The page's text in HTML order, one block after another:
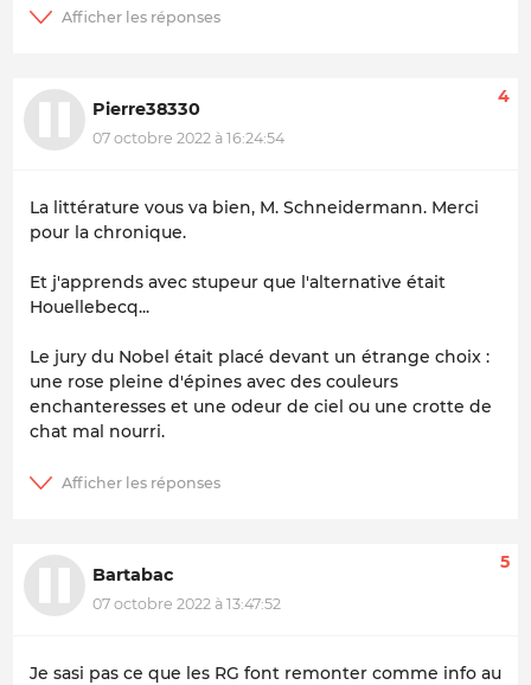
Pierre38330
07 octobre 2022 à 16:24:54
4
La littérature vous va bien, M. Schneidermann. Merci
pour la chronique.
Et j'apprends avec stupeur que l'alternative était
Houellebecq...
Le jury du Nobel était placé devant un étrange choix :
une rose pleine d'épines avec des couleurs
enchanteresses et une odeur de ciel ou une crotte de
chat mal nourri.
Bartabac
07 octobre 2022 à 13:47:52
5
Je sasi pas ce que les RG font remonter comme info au